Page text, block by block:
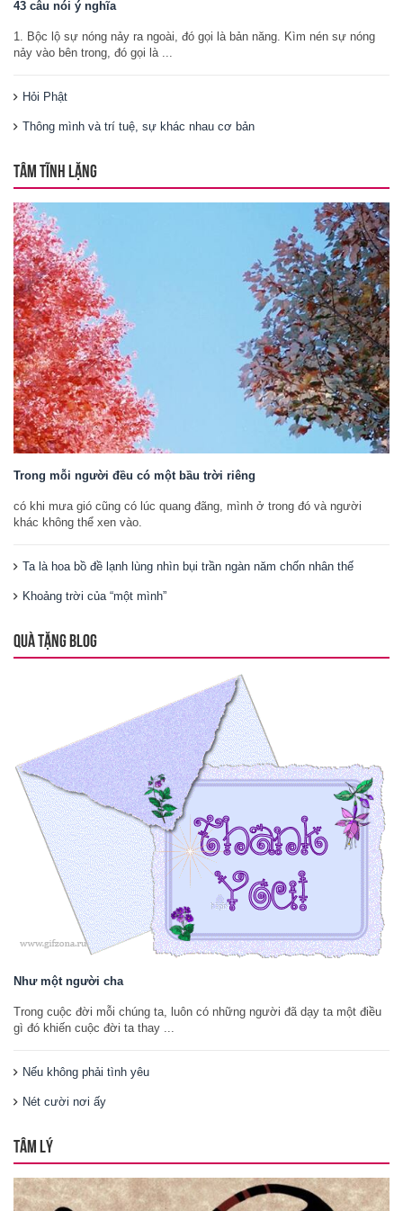
43 câu nói ý nghĩa
1. Bộc lộ sự nóng nảy ra ngoài, đó gọi là bản năng. Kìm nén sự nóng
nảy vào bên trong, đó gọi là ...
Hỏi Phật
Thông mình và trí tuệ, sự khác nhau cơ bản
TÂM TĨNH LẶNG
Trong mỗi người đều có một bầu trời riêng
có khi mưa gió cũng có lúc quang đãng, mình ở trong đó và người
khác không thể xen vào.
Ta là hoa bồ đề lạnh lùng nhìn bụi trần ngàn năm chốn nhân thế
Khoảng trời của “một mình”
QUÀ TẶNG BLOG
Như một người cha
Trong cuộc đời mỗi chúng ta, luôn có những người đã dạy ta một điều
gì đó khiến cuộc đời ta thay ...
Nếu không phải tình yêu
Nét cười nơi ấy
TÂM LÝ